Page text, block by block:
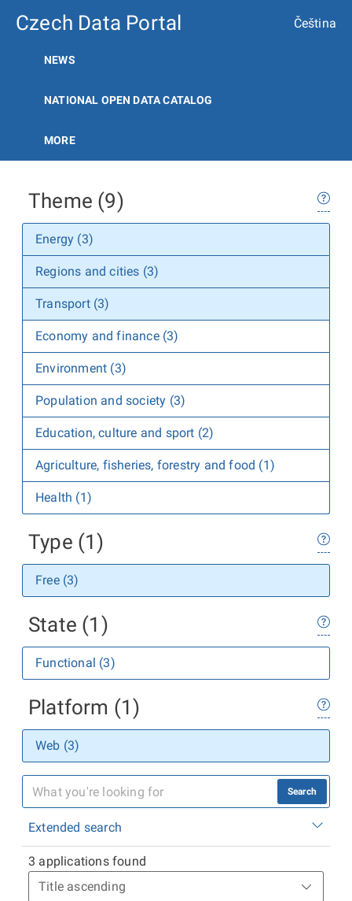
Czech Data Portal Čeština
NEWS
NATIONAL OPEN DATA CATALOG
MORE
Theme (9)
Energy (3)
Regions and cities (3)
Transport (3)
Economy and finance (3)
Environment (3)
Population and society (3)
Education, culture and sport (2)
Agriculture, fisheries, forestry and food (1)
Health (1)
Type (1)
Free (3)
State (1)
Functional (3)
Platform (1)
Web (3)
Search
Extended search
3 applications found